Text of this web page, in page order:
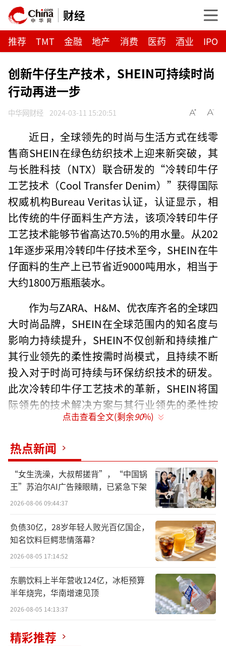
财经
推荐 TMT 金融 地产 消费 医药 酒业 IPO
创新牛仔生产技术，SHEIN可持续时尚
行动再进一步
中华网财经 2024-03-11 15:20:51
近日，全球领先的时尚与生活方式在线零
售商SHEIN在绿色纺织技术上迎来新突破，其
与长胜科技（NTX）联合研发的“冷转印牛仔
工艺技术（Cool Transfer Denim）”获得国际
权威机构Bureau Veritas认证，认证显示，相
比传统的牛仔面料生产方法，该项冷转印牛仔
工艺技术能够节省高达70.5%的用水量。从202
1年逐步采用冷转印牛仔技术至今，SHEIN在牛
仔面料的生产上已节省近9000吨用水，相当于
大约1800万瓶瓶装水。
作为与ZARA、H&M、优衣库齐名的全球四
大时尚品牌，SHEIN在全球范围内的知名度与
影响力持续提升，SHEIN不仅创新和持续推广
其行业领先的柔性按需时尚模式，且持续不断
投入对于时尚可持续与环保纺织技术的研发。
此次冷转印牛仔工艺技术的革新，SHEIN将国
际领先的技术解决方案与其行业领先的柔性按
需模式相结合，不仅能够灵活实现牛仔的按需
水资源消耗，对于牛仔生产是一次颠覆性的绿
色变革，更是SHEIN立足时尚产业高质量和可
持续发展的重要探索，借助SHEIN业务快速的
发展和行业影响力，冷转印牛仔工艺技术也将
点击查看全文(剩余90%)
热点新闻
“女生洗澡，大叔帮搓背”，“中国锅
王”苏泊尔AI广告辣眼睛，已紧急下架
2026-08-06 09:44:37
负债30亿，28岁年轻人败光百亿国企，
知名饮料巨鳄悲情落幕？
2026-08-05 17:14:52
东鹏饮料上半年营收124亿，冰柜预算
半年烧完，华南增速见顶
2026-08-05 14:13:37
精彩推荐